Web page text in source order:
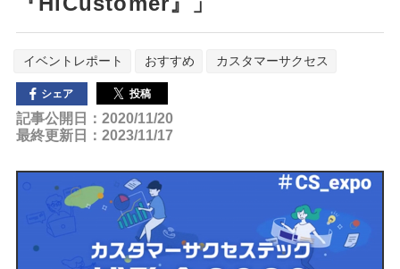
イベントレポート おすすめ カスタマーサクセス
シェア 投稿
記事公開日：2020/11/20
最終更新日：2023/11/17